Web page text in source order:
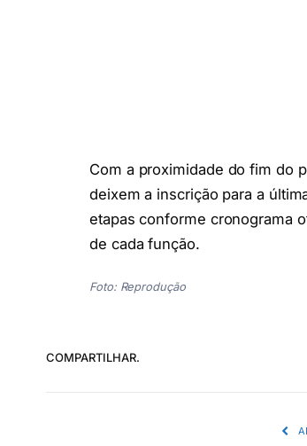
Com a proximidade do fim do
deixem a inscrição para a
etapas conforme cronograma
de cada função.
Foto: Reprodução
COMPARTILHAR.